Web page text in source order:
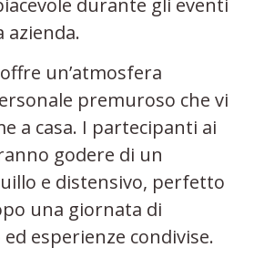
durante gli eventi
azienda.
un’atmosfera
premuroso che vi
a casa. I partecipanti ai
godere di un
e distensivo, perfetto
una giornata di
esperienze condivise.